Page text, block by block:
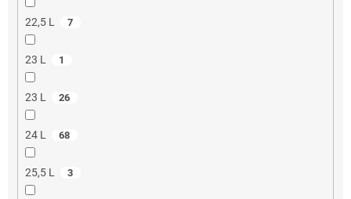
22,5 L 7
23 L 1
23 L 26
24 L 68
25,5 L 3